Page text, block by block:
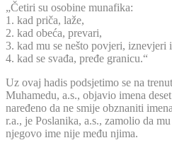
„Četiri su osobine munafika:
1. kad priča, laže,
2. kad obeća, prevari,
3. kad mu se nešto povjeri, iznevjeri i
4. kad se svađa, pređe granicu.“
Uz ovaj hadis podsjetimo se na
Muhamedu, a.s., objavio imena
naređeno da ne smije obznaniti
r.a., je Poslanika, a.s., zamolio da
njegovo ime nije među njima.